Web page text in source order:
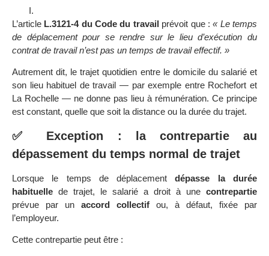
L’article L.3121-4 du Code du travail prévoit que :« Le temps
de déplacement pour se rendre sur le lieu d’exécution du
contrat de travail n’est pas un temps de travail effectif. »
Autrement dit, le trajet quotidien entre le domicile du salarié et
son lieu habituel de travail — par exemple entre Rochefort et
La Rochelle — ne donne pas lieu à rémunération. Ce principe
est constant, quelle que soit la distance ou la durée du trajet.
✅ Exception : la contrepartie au
dépassement du temps normal de trajet
Lorsque le temps de déplacementdépasse la durée
habituelle de trajet, le salarié a droit à une contrepartie
prévue par un accord collectif ou, à défaut, fixée par
l’employeur.
Cette contrepartie peut être :